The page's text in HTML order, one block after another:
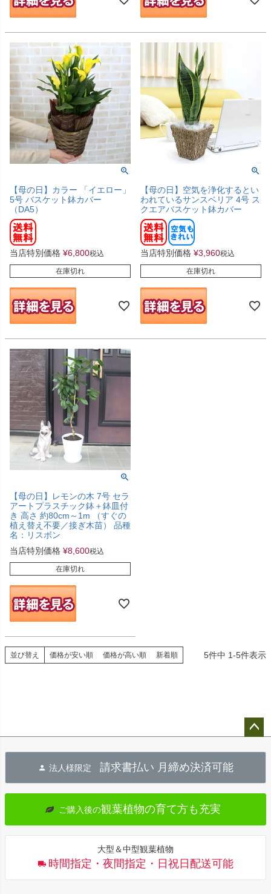
【母の日】カラー 「イエロー」
5号 バスケット鉢カバー
（DA5）
当店特別価格 ¥6,800税込
在庫切れ
【母の日】空気を浄化するとい
われているサンスベリア 4号 ス
クエアバスケット鉢カバー
当店特別価格 ¥3,960税込
在庫切れ
【母の日】レモンの木 7号 セラ
アートプラスチック鉢＋鉢皿付
き 高さ 約80cm～1m （すぐの
植え替え不要／接ぎ木苗） 品種
名：リスボン
当店特別価格 ¥8,600税込
在庫切れ
並び替え 価格が安い順 価格が高い順 新着順 5件中 1-5件表示
へ
法人様限定 請求書払い 月締め決済可能
ご購入後の観葉植物の育て方も充実
大型＆中型観葉植物
時間指定・夜間指定・日祝日配送可能